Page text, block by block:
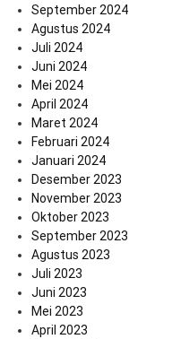
September 2024
Agustus 2024
Juli 2024
Juni 2024
Mei 2024
April 2024
Maret 2024
Februari 2024
Januari 2024
Desember 2023
November 2023
Oktober 2023
September 2023
Agustus 2023
Juli 2023
Juni 2023
Mei 2023
April 2023